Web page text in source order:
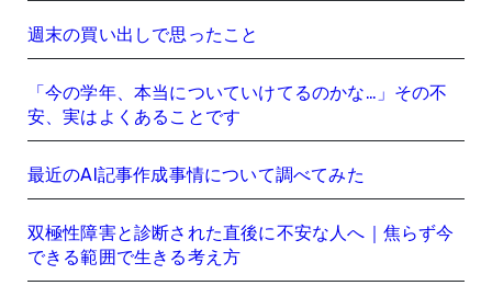
ー
ジ
送
週末の買い出しで思ったこと
「今の学年、本当についていけてるのかな…」その不
安、実はよくあることです
最近のAI記事作成事情について調べてみた
双極性障害と診断された直後に不安な人へ｜焦らず今
できる範囲で生きる考え方